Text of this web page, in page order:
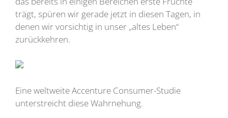
trägt, spüren wir gerade jetzt in diesen Tagen, in
denen wir vorsichtig in unser „altes Leben“
zurückkehren.
Eine weltweite Accenture Consumer-Studie
unterstreicht diese Wahrnehung.